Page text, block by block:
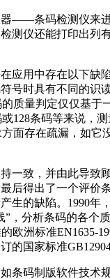
——条码检测仪来
测仪还能打印出
应用中存在以下
号时具有不同的
质量判定仅仅基
128条码等来说
面存在疏漏，如
一致，并由此导
后得出了一个评
的缺陷。1990
，分析条码的各
洲标准EN1635-
国家标准
条码制版软件技